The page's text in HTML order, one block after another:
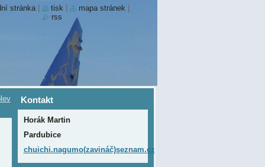
Kontakt
Horák Martin
Pardubice
chuichi.nagumo(zavináč)seznam.cz
stránka tisk mapa stránek
rss